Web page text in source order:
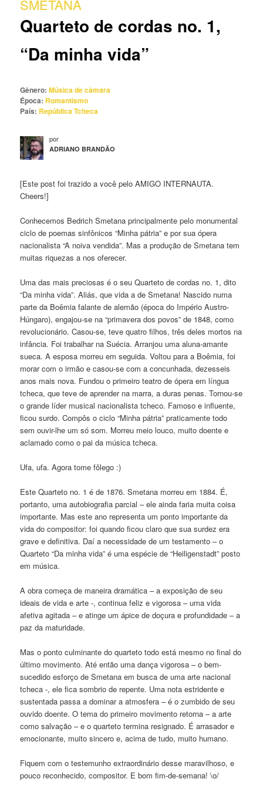
principal
SMETANA
Quarteto de cordas no. 1,
“Da minha vida”
Gênero: Música de câmara
Época: Romantismo
País: República Tcheca
por
ADRIANO BRANDÃO
[Este post foi trazido a você pelo AMIGO INTERNAUTA.
Cheers!]
Conhecemos Bedrich Smetana principalmente pelo monumental
ciclo de poemas sinfônicos “Minha pátria” e por sua ópera
nacionalista “A noiva vendida”. Mas a produção de Smetana tem
muitas riquezas a nos oferecer.
Uma das mais preciosas é o seu Quarteto de cordas no. 1, dito
“Da minha vida”. Aliás, que vida a de Smetana! Nascido numa
parte da Boêmia falante de alemão (época do Império Austro-
Húngaro), engajou-se na “primavera dos povos” de 1848, como
revolucionário. Casou-se, teve quatro filhos, três deles mortos na
infância. Foi trabalhar na Suécia. Arranjou uma aluna-amante
sueca. A esposa morreu em seguida. Voltou para a Boêmia, foi
morar com o irmão e casou-se com a concunhada, dezesseis
anos mais nova. Fundou o primeiro teatro de ópera em língua
tcheca, que teve de aprender na marra, a duras penas. Tornou-se
o grande líder musical nacionalista tcheco. Famoso e influente,
ficou surdo. Compôs o ciclo “Minha pátria” praticamente todo
sem ouvir-lhe um só som. Morreu meio louco, muito doente e
aclamado como o pai da música tcheca.
Ufa, ufa. Agora tome fôlego :)
Este Quarteto no. 1 é de 1876. Smetana morreu em 1884. É,
portanto, uma autobiografia parcial – ele ainda faria muita coisa
importante. Mas este ano representa um ponto importante da
vida do compositor: foi quando ficou claro que sua surdez era
grave e definitiva. Daí a necessidade de um testamento – o
Quarteto “Da minha vida” é uma espécie de “Heiligenstadt” posto
em música.
A obra começa de maneira dramática – a exposição de seu
ideais de vida e arte -, continua feliz e vigorosa – uma vida
afetiva agitada – e atinge um ápice de doçura e profundidade – a
paz da maturidade.
Mas o ponto culminante do quarteto todo está mesmo no final do
último movimento. Até então uma dança vigorosa – o bem-
sucedido esforço de Smetana em busca de uma arte nacional
tcheca -, ele fica sombrio de repente. Uma nota estridente e
sustentada passa a dominar a atmosfera – é o zumbido de seu
ouvido doente. O tema do primeiro movimento retorna – a arte
como salvação – e o quarteto termina resignado. É arrasador e
emocionante, muito sincero e, acima de tudo, muito humano.
Fiquem com o testemunho extraordinário desse maravilhoso, e
pouco reconhecido, compositor. E bom fim-de-semana! \o/